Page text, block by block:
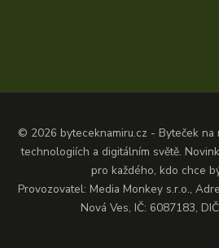
© 2026 byteceknamiru.cz - Byteček na
technologiích a digitálním světě.
pro každého, kdo chce
Provozovatel: Media Monkey s.r.o.,
Nová Ves, IČ: 6087183,